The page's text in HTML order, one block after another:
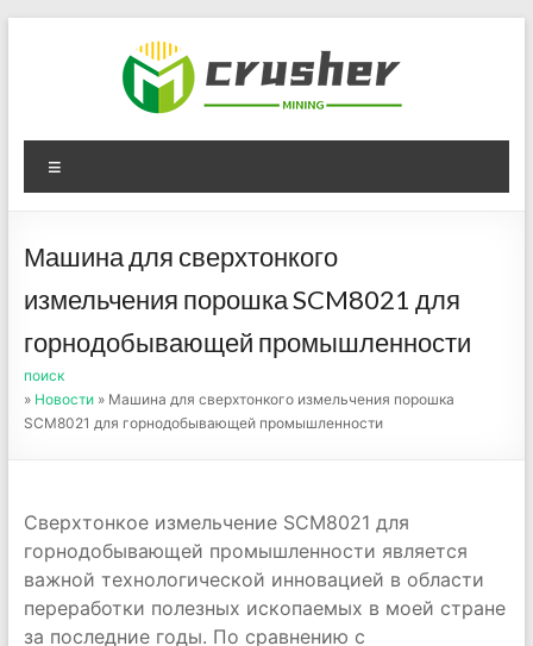
Оборудование для
дробления угля,
измельчения печного
порошка
Машина для сверхтонкого
измельчения порошка SCM8021 для
горнодобывающей промышленности
поиск
» Новости» Машина для сверхтонкого измельчения порошка
SCM8021 для горнодобывающей промышленности
Сверхтонкое измельчение SCM8021 для
горнодобывающей промышленности является
важной технологической инновацией в области
переработки полезных ископаемых в моей стране
за последние годы. По сравнению с